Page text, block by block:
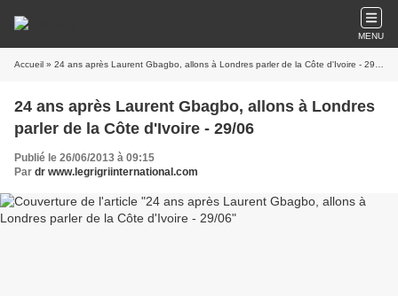
MENU
Accueil » 24 ans après Laurent Gbagbo, allons à Londres parler de la Côte d'Ivoire - 29/06
24 ans après Laurent Gbagbo, allons à Londres
parler de la Côte d'Ivoire - 29/06
Publié le 26/06/2013 à 09:15
Par dr www.legrigriinternational.com